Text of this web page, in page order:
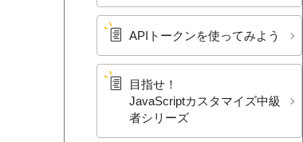
APIトークンを​使ってみよう
目指せ！​
JavaScriptカスタマイズ中級
者シリーズ